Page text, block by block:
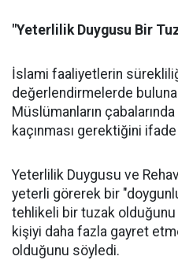
"Yeterlilik Duygusu Bir
İslami faaliyetlerin
değerlendirmelerde
Müslümanların
kaçınması gerektiğini
Yeterlilik Duygusu ve
yeterli görerek bir
tehlikeli bir tuzak
kişiyi daha fazla gayret
olduğunu söyledi.